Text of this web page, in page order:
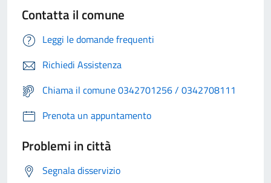
Contatta il comune
Leggi le domande frequenti
Richiedi Assistenza
Chiama il comune 0342701256 / 0342708111
Prenota un appuntamento
Problemi in città
Segnala disservizio